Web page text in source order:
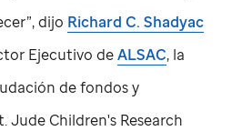
dijo Richard C. Shadyac
Ejecutivo deALSAC, la
de fondos y
Jude Children's Research